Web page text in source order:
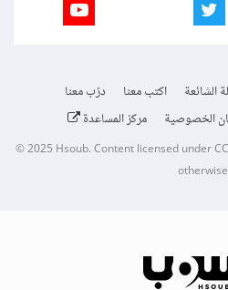
الشائعة اكتب معنا
درّب معنا
الخصوصية مركز المساعدة
© 2025Hsoub.Content licensed under